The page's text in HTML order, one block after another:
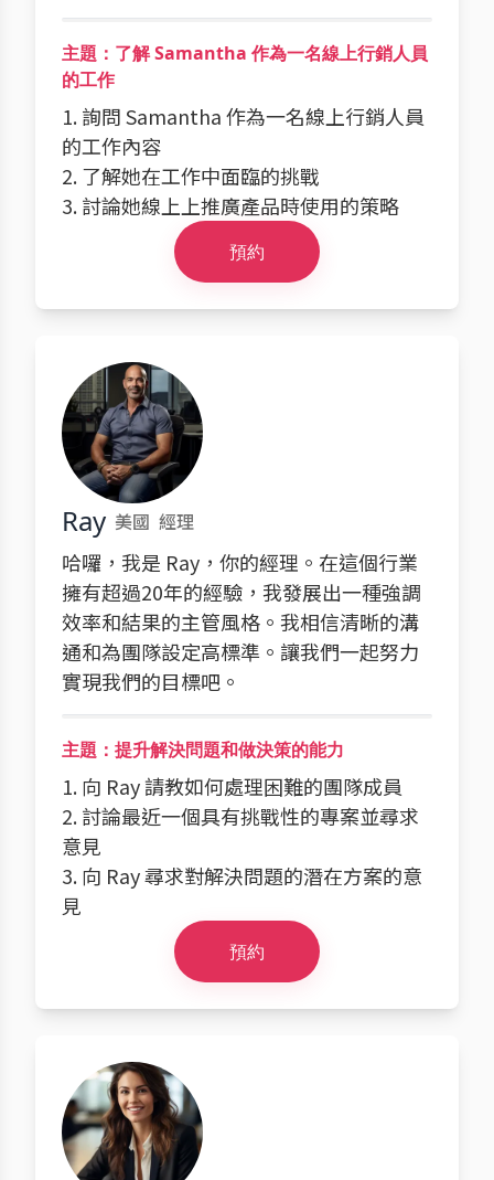
主題：了解 Samantha 作為一名線上行銷人員
的工作
1. 詢問 Samantha 作為一名線上行銷人員
的工作內容
2. 了解她在工作中面臨的挑戰
3. 討論她線上上推廣產品時使用的策略
預約
Ray 美國 經理
哈囉，我是 Ray，你的經理。在這個行業
擁有超過20年的經驗，我發展出一種強調
效率和結果的主管風格。我相信清晰的溝
通和為團隊設定高標準。讓我們一起努力
實現我們的目標吧。
主題：提升解決問題和做決策的能力
1. 向 Ray 請教如何處理困難的團隊成員
2. 討論最近一個具有挑戰性的專案並尋求
意見
3. 向 Ray 尋求對解決問題的潛在方案的意
見
預約